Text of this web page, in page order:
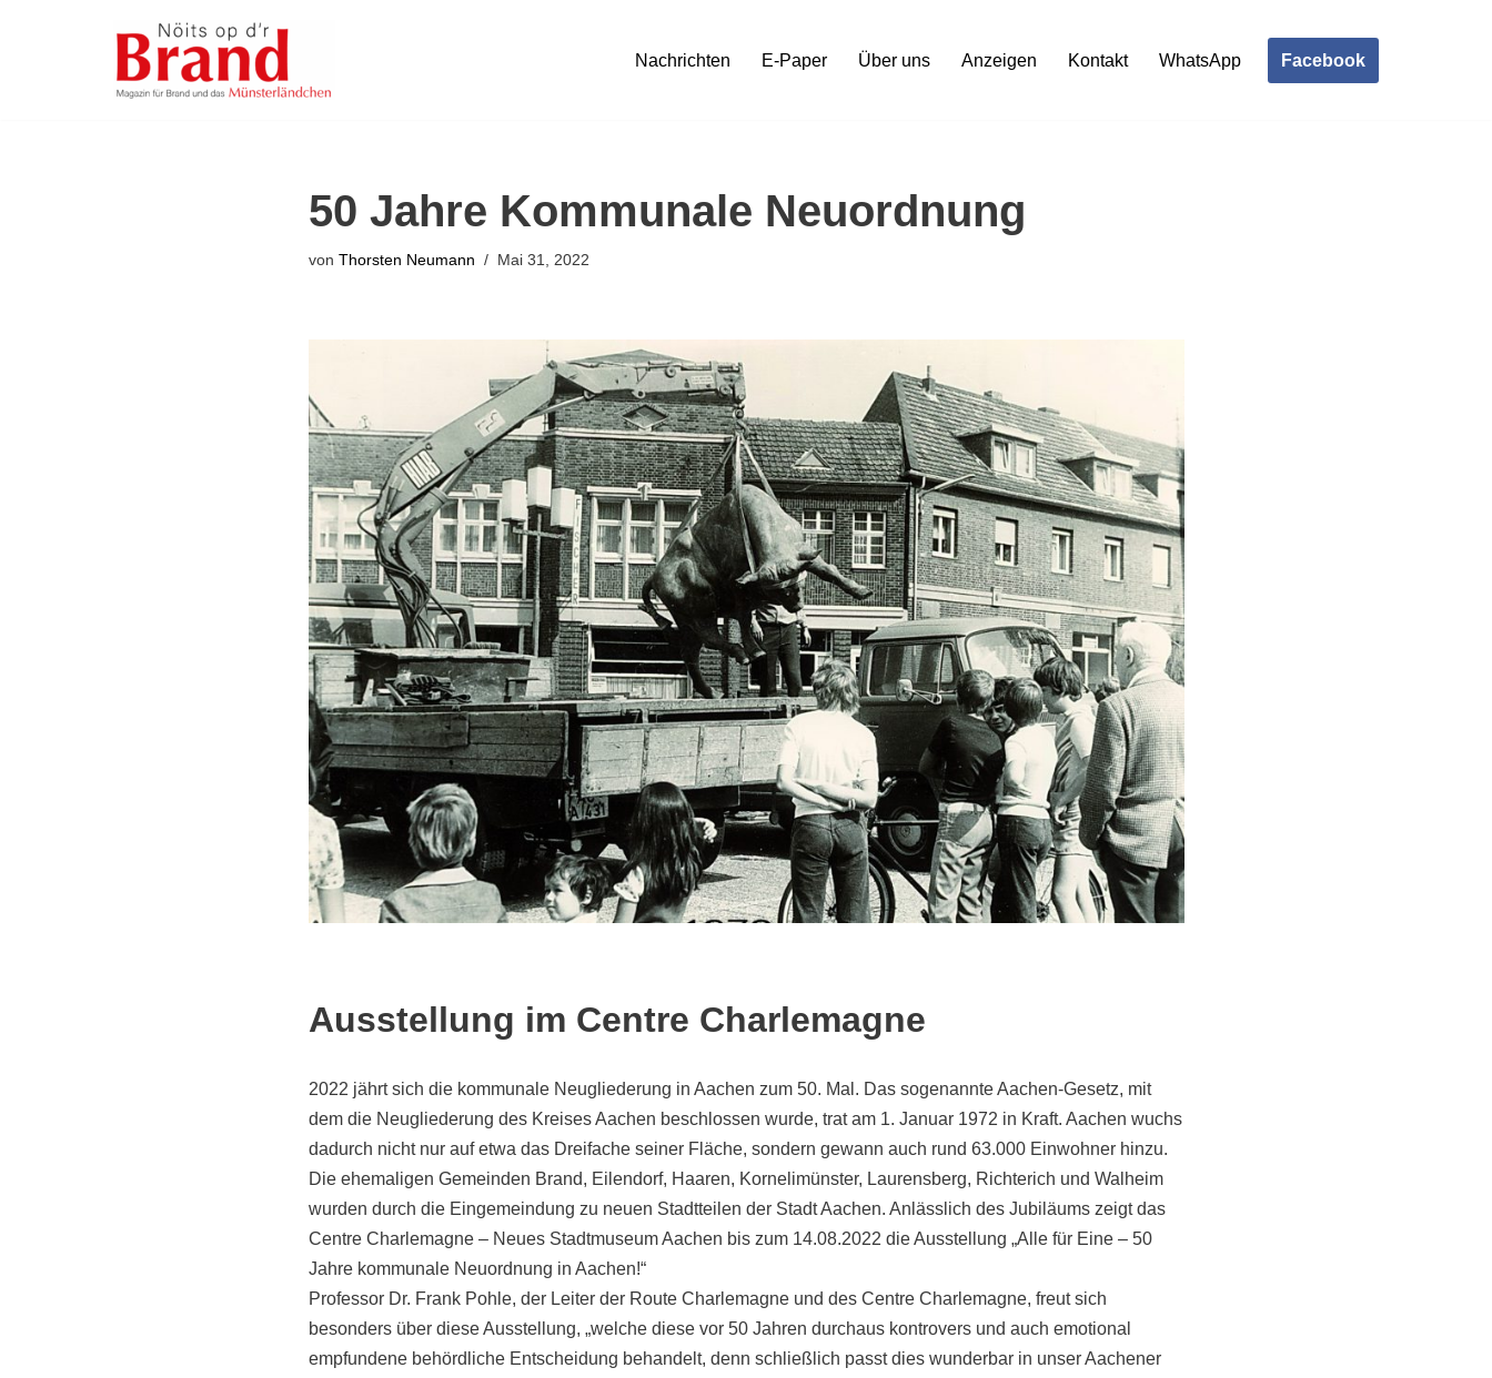
Nachrichten E-Paper Über uns Anzeigen Kontakt WhatsApp Facebook
50 Jahre Kommunale Neuordnung
von Thorsten Neumann Mai 31, 2022
Ausstellung im Centre Charlemagne
2022 jährt sich die kommunale Neugliederung in Aachen zum 50. Mal. Das sogenannte Aachen-Gesetz, mit
dem die Neugliederung des Kreises Aachen beschlossen wurde, trat am 1. Januar 1972 in Kraft. Aachen wuchs
dadurch nicht nur auf etwa das Dreifache seiner Fläche, sondern gewann auch rund 63.000 Einwohner hinzu.
Die ehemaligen Gemeinden Brand, Eilendorf, Haaren, Kornelimünster, Laurensberg, Richterich und Walheim
wurden durch die Eingemeindung zu neuen Stadtteilen der Stadt Aachen. Anlässlich des Jubiläums zeigt das
Centre Charlemagne – Neues Stadtmuseum Aachen bis zum 14.08.2022 die Ausstellung „Alle für Eine – 50
Jahre kommunale Neuordnung in Aachen!“
Professor Dr. Frank Pohle, der Leiter der Route Charlemagne und des Centre Charlemagne, freut sich
besonders über diese Ausstellung, „welche diese vor 50 Jahren durchaus kontrovers und auch emotional
empfundene behördliche Entscheidung behandelt, denn schließlich passt dies wunderbar in unser Aachener